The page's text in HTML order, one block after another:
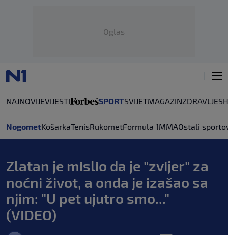
Oglas
NAJNOVIJEVIJESTI SPORTSVIJETMAGAZINZDRAVLJE
NogometKošarkaTenisRukometFormula 1MMAOstali
Zlatan je mislio da je "zvijer" za
noćni život, a onda je izašao sa
njim: "U pet ujutro smo..."
(VIDEO)